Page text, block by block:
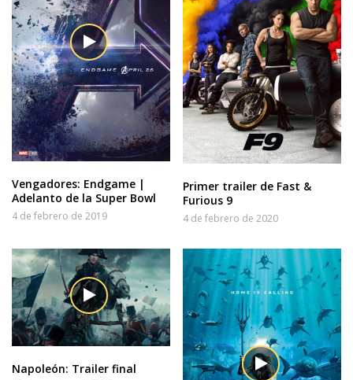
Vengadores: Endgame |
Adelanto de la Super Bowl
4 de febrero de 2019
Primer trailer de Fast &
Furious 9
4 de febrero de 2020
Napoleón: Trailer final